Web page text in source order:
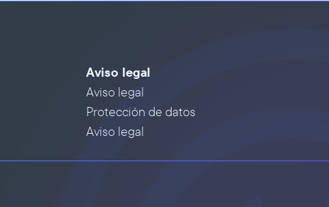
Aviso legal
Aviso legal
Protección de datos
Aviso legal